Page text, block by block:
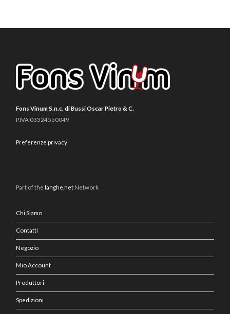
Fons Vinum S.n.c. di Bussi Oscar Pietro & C.
P.IVA 03324550049
Preferenze privacy
Part of the langhe.net Network
Chi Siamo
Contatti
Negozio
Mio Account
Produttori
Spedizioni